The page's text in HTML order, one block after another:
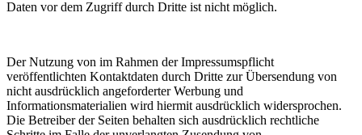
Daten vor dem Zugriff durch Dritte ist nicht möglich.
Der Nutzung von im Rahmen der Impressumspflicht
veröffentlichten Kontaktdaten durch Dritte zur Übersendung von
nicht ausdrücklich angeforderter Werbung und
Informationsmaterialien wird hiermit ausdrücklich widersprochen.
Die Betreiber der Seiten behalten sich ausdrücklich rechtliche